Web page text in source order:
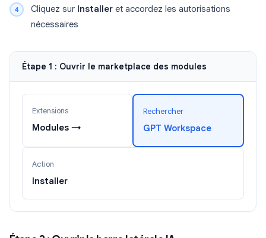
Cliquez sur Installer et accordez les autorisations
nécessaires
Étape 1 : Ouvrir le marketplace des modules
Extensions
Modules →
Rechercher
GPT Workspace
Action
Installer